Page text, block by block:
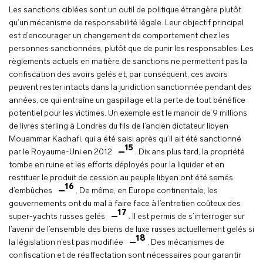
Les sanctions ciblées sont un outil de politique étrangère plutôt
qu’un mécanisme de responsabilité légale. Leur objectif principal
est d’encourager un changement de comportement chez les
personnes sanctionnées, plutôt que de punir les responsables. Les
règlements actuels en matière de sanctions ne permettent pas la
confiscation des avoirs gelés et, par conséquent, ces avoirs
peuvent rester intacts dans la juridiction sanctionnée pendant des
années, ce qui entraîne un gaspillage et la perte de tout bénéfice
potentiel pour les victimes. Un exemple est le manoir de 9 millions
de livres sterling à Londres du fils de l’ancien dictateur libyen
Mouammar Kadhafi, qui a été saisi après qu’il ait été sanctionné
par le Royaume-Uni en 2012
15 . Dix ans plus tard, la propriété
tombe en ruine et les efforts déployés pour la liquider et en
restituer le produit de cession au peuple libyen ont été semés
d’embûches
16 . De même, en Europe continentale, les
gouvernements ont du mal à faire face à l’entretien coûteux des
super-yachts russes gelés
17 . Il est permis de s’interroger sur
l’avenir de l’ensemble des biens de luxe russes actuellement gelés si
la législation n’est pas modifiée
18 . Des mécanismes de
confiscation et de réaffectation sont nécessaires pour garantir